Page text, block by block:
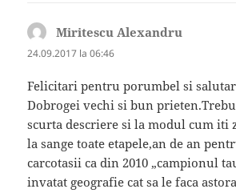
Miritescu Alexandru
24.09.2017 la 06:46
Felicitari pentru porumbel si
Dobrogei vechi si bun
scurta descriere si la modul cum iti
la sange toate etapele,an de an
carcotasii ca din 2010 „campionul
invatat geografie cat sa le faca